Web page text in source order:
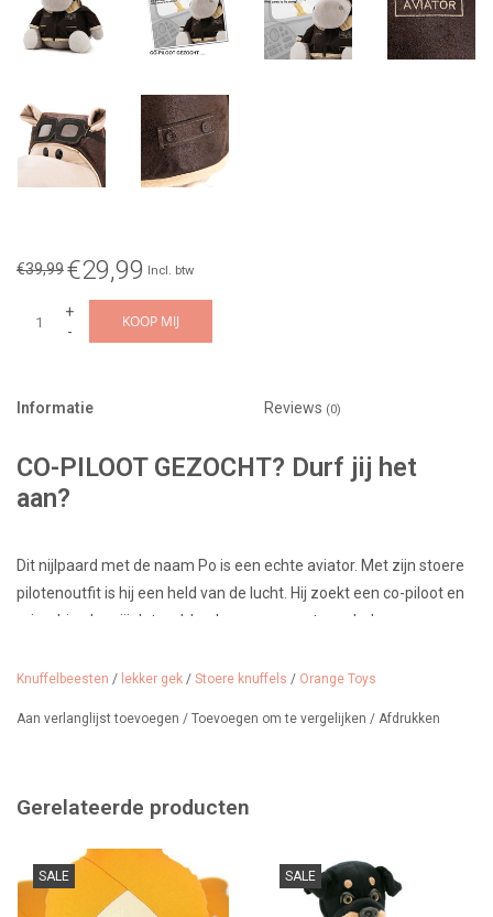
€39,99€29,99 Incl. btw
+
-
KOOP MIJ
Informatie Reviews (0)
CO-PILOOT GEZOCHT? Durf jij het
aan?
Dit nijlpaard met de naam Po is een echte aviator. Met zijn stoere
pilotenoutfit is hij een held van de lucht. Hij zoekt een co-piloot en
misschien ben jij dat wel. Leuk samen avonturen beleven en
De kleding kan aan en uit getrokken worden.
Nu te koop voor een speciale last-minute prijs......
Afmeting: 30 cm zittend (hij oogt overigens veel groter).
Leeftijd: vanaf 3 jaar.
Knuffelbeesten / lekker gek / Stoere knuffels / Orange Toys
Aan verlanglijst toevoegen / Toevoegen om te vergelijken / Afdrukken
Gerelateerde producten
SALE SALE